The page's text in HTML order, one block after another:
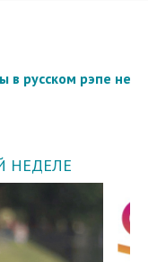
в русском рэпе не
НЕДЕЛЕ